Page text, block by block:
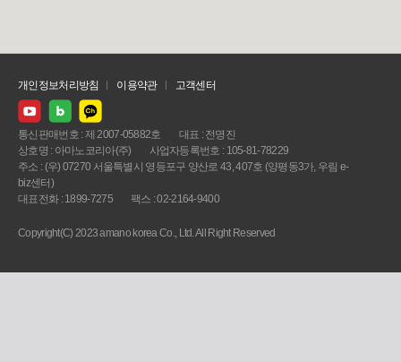
개인정보처리방침 이용약관 고객센터
통신판매번호 : 제 2007-05882호
대표 : 전명진
상호명 : 아마노코리아(주)
사업자등록번호 : 105-81-78229
주소 : (우) 07270 서울특별시 영등포구 양산로 43, 407호 (양평동3가, 우림 e-
biz센터)
대표전화 : 1899-7275
팩스 : 02-2164-9400
Copyright(C) 2023 amano korea Co., Ltd. All Right Reserved